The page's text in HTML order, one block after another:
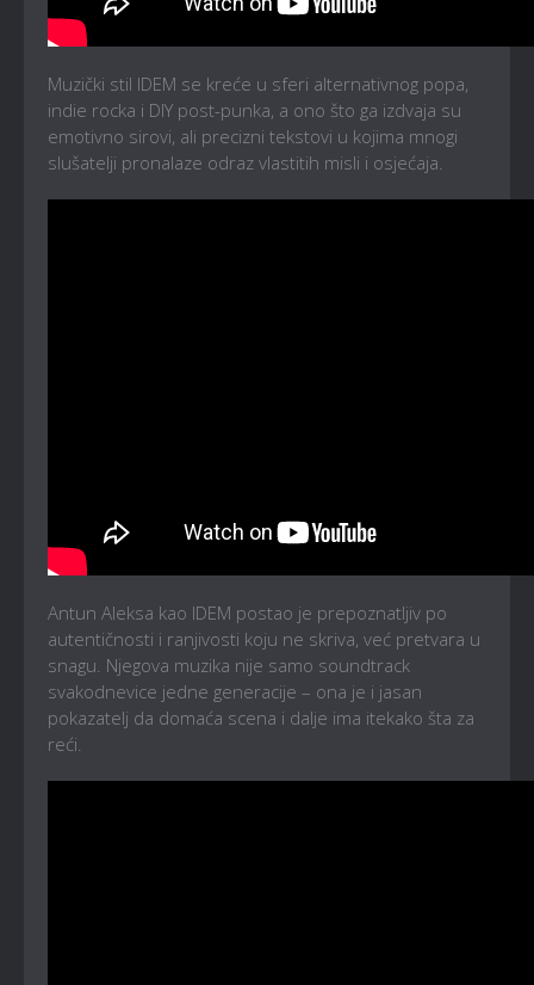
Muzički stil IDEM se kreće u sferi alternativnog popa,
indie rocka i DIY post-punka, a ono što ga izdvaja su
emotivno sirovi, ali precizni tekstovi u kojima mnogi
slušatelji pronalaze odraz vlastitih misli i osjećaja.
Antun Aleksa kao IDEM postao je prepoznatljiv po
autentičnosti i ranjivosti koju ne skriva, već pretvara u
snagu. Njegova muzika nije samo soundtrack
svakodnevice jedne generacije – ona je i jasan
pokazatelj da domaća scena i dalje ima itekako šta za
reći.